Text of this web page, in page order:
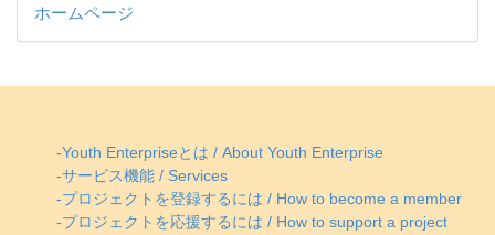
ホームページ
-Youth Enterpriseとは / About Youth Enterprise
-サービス機能 / Services
-プロジェクトを登録するには / How to become a member
-プロジェクトを応援するには / How to support a project